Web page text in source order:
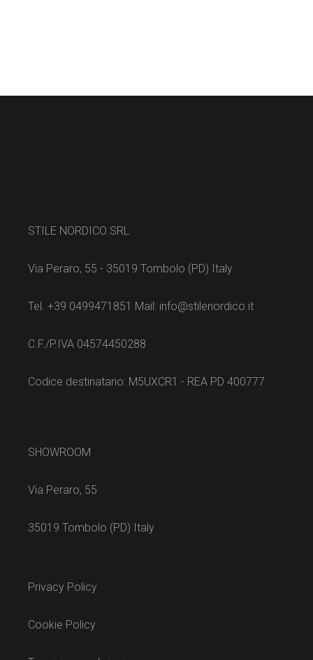
STILE NORDICO SRL
Via Peraro, 55 - 35019 Tombolo (PD) Italy
Tel. +39 0499471851 Mail: info@stilenordico.it
C.F./P.IVA 04574450288
Codice destinatario: M5UXCR1 - REA PD 400777
SHOWROOM
Via Peraro, 55
35019 Tombolo (PD) Italy
Privacy Policy
Cookie Policy